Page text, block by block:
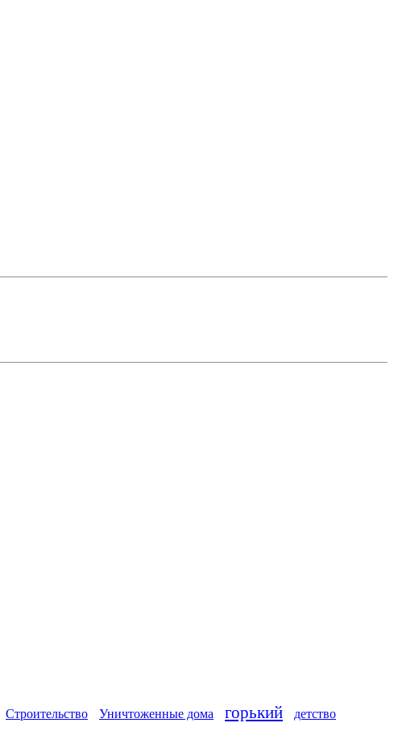
Строительство Уничтоженные дома горький детство